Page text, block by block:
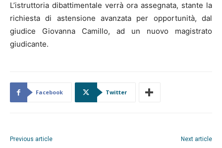
L’istruttoria dibattimentale verrà ora assegnata, stante la
richiesta di astensione avanzata per opportunità, dal
giudice Giovanna Camillo, ad un nuovo magistrato
giudicante.
Facebook Twitter
Previous article Next article